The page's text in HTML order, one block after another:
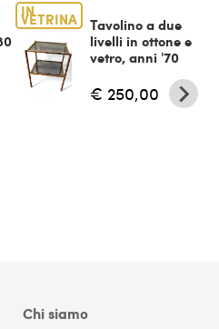
IN
VETRINA
Tavolino a due
livelli in ottone e
vetro, anni '70
€ 250,00
Chi siamo